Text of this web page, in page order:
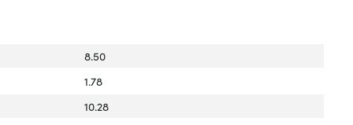
8.50
1.78
10.28